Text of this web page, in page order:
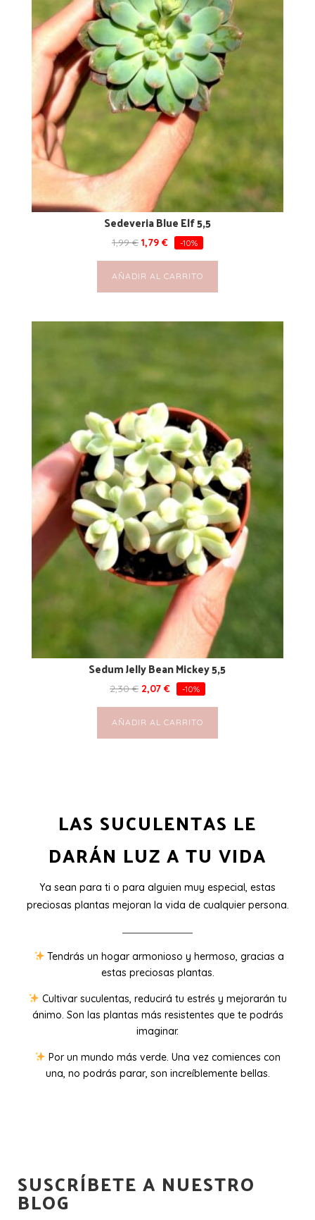
Sedeveria Blue Elf 5,5
1,99€ 1,79 € -10%
AÑADIR AL CARRITO
Sedum Jelly Bean Mickey 5,5
2,30€ 2,07 € -10%
AÑADIR AL CARRITO
LAS SUCULENTAS LE
DARÁN LUZ A TU VIDA
Ya sean para ti o para alguien muy especial, estas
preciosas plantas mejoran la vida de cualquier persona.
Tendrás un hogar armonioso y hermoso, gracias a
estas preciosas plantas.
Cultivar suculentas, reducirá tu estrés y mejorarán tu
ánimo. Son las plantas más resistentes que te podrás
imaginar.
Por un mundo más verde. Una vez comiences con
una, no podrás parar, son increíblemente bellas.
SUSCRÍBETE A NUESTRO
BLOG